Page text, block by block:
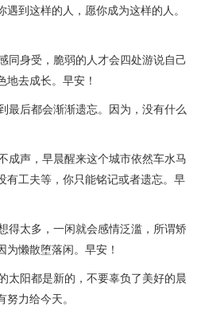
到这样的人，愿你成为这样的人。
同身受，脆弱的人才会四处游说自己
去成长。早安！
最后都会渐渐遗忘。因为，没有什么
成声，早晨醒来这个城市依然车水马
有工夫等，你只能铭记或者遗忘。早
得太多，一闲就会感情泛滥，所谓矫
懒散堕落闲。早安！
太阳都是新的，不要辜负了美好的晨
力给今天。